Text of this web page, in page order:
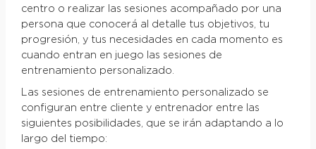
centro o realizar las sesiones acompañado por una
persona que conocerá al detalle tus objetivos, tu
progresión, y tus necesidades en cada momento es
cuando entran en juego las sesiones de
entrenamiento personalizado.
Las sesiones de entrenamiento personalizado se
configuran entre cliente y entrenador entre las
siguientes posibilidades, que se irán adaptando a lo
largo del tiempo: